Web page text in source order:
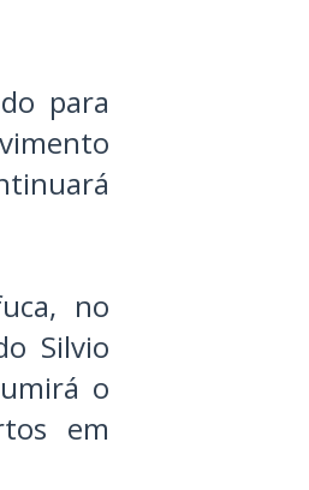
para
no
Silvio
o
em